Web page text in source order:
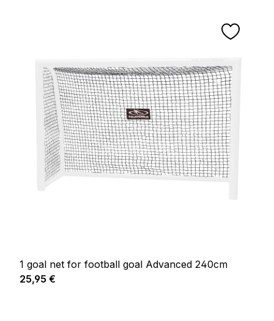
1 goal net for football goal Advanced 240cm
Prix régulier :
25,95 €